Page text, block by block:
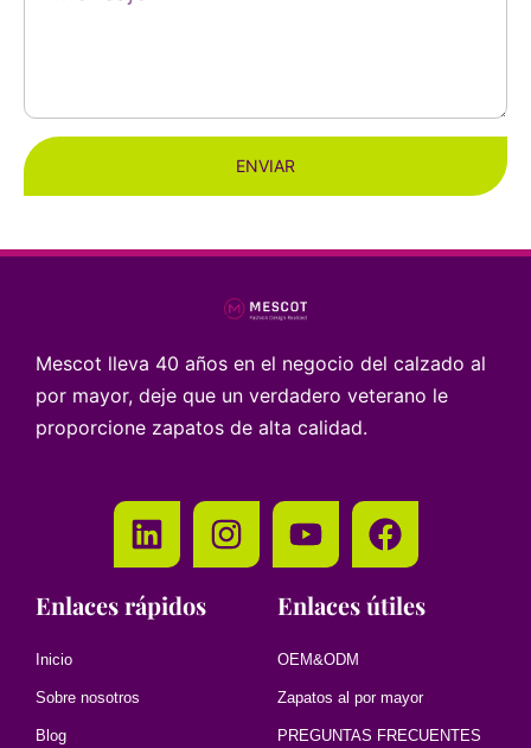
ENVIAR
Mescot lleva 40 años en el negocio del calzado al
por mayor, deje que un verdadero veterano le
proporcione zapatos de alta calidad.
Enlaces rápidos
Inicio
Sobre nosotros
Blog
Enlaces útiles
OEM&ODM
Zapatos al por mayor
PREGUNTAS FRECUENTES